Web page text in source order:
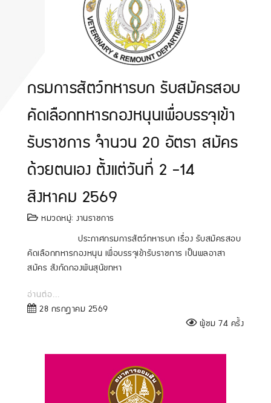
กรมการสัตว์ทหารบก รับสมัครสอบ
คัดเลือกทหารกองหนุนเพื่อบรรจุเข้า
รับราชการ จำนวน 20 อัตรา สมัคร
ด้วยตนเอง ตั้งแต่วันที่ 2 -14
สิงหาคม 2569
หมวดหมู่: งานราชการ
ประกาศกรมการสัตว์ทหารบก เรื่อง รับสมัครสอบ
คัดเลือกทหารกองหนุน เพื่อบรรจุเข้ารับราชการ เป็นพลอาสา
สมัคร สังกัดกองพันสุนัขทหา
อ่านต่อ...
28 กรกฎาคม 2569
ผู้ชม 74 ครั้ง